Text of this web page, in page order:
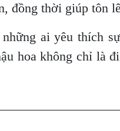
thời giúp tôn
ai yêu thích
hoa không chỉ là